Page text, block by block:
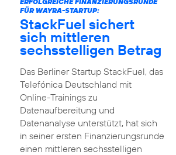
FÜR WAYRA-STARTUP:
StackFuel sichert
sich mittleren
sechsstelligen Betrag
Das Berliner Startup StackFuel, das
Telefónica Deutschland mit
Online-Trainings zu
Datenaufbereitung und
Datenanalyse unterstützt, hat sich
in seiner ersten Finanzierungsrunde
einen mittleren sechsstelligen